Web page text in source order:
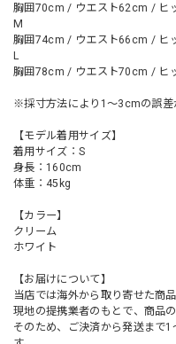
胸囲70cm / ウエスト62cm / ヒ
M
胸囲74cm / ウエスト66cm / ヒ
L
胸囲78cm / ウエスト70cm / ヒ
※採寸方法により1～3cmの誤差
【モデル着用サイズ】
着用サイズ：S
身長：160cm
体重：45kg
【カラー】
クリーム
ホワイト
【お届けについて】
当店では海外から取り寄せた商
現地の提携業者のもとで、商品
そのため、ご決済から発送まで